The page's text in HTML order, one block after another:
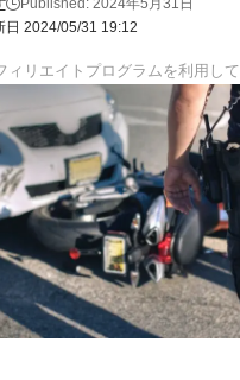
日 2024/05/31 19:12
Published: 2024年5月31日
ィリエイトプログラムを利用して